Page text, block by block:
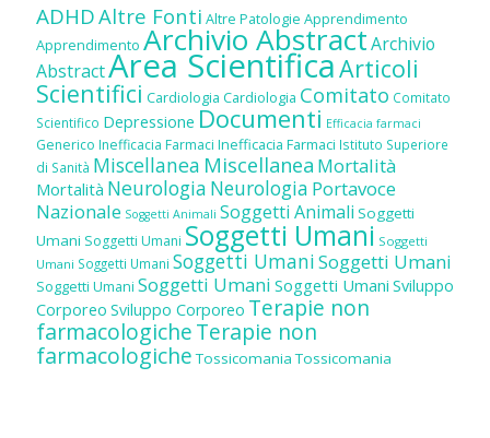
ADHDAltre Fonti Altre Patologie Apprendimento
Apprendimento Archivio AbstractArchivio
AbstractArea ScientificaArticoli
Scientifici Cardiologia Cardiologia Comitato Comitato
Scientifico Depressione Documenti Efficacia farmaci
Generico Inefficacia Farmaci Inefficacia Farmaci Istituto Superiore
di Sanità Miscellanea Miscellanea Mortalità
Mortalità Neurologia Neurologia Portavoce
Nazionale Soggetti Animali Soggetti Animali Soggetti
Umani Soggetti Umani Soggetti Umani Soggetti
Umani Soggetti Umani Soggetti UmaniSoggetti Umani
Soggetti Umani Soggetti Umani Soggetti Umani Sviluppo
Corporeo Sviluppo Corporeo Terapie non
farmacologicheTerapie non
farmacologiche Tossicomania Tossicomania